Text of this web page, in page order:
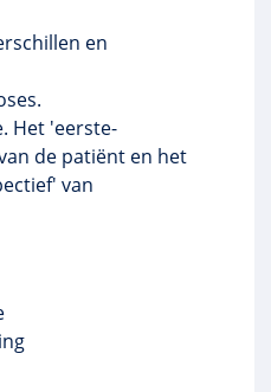
en
Het 'eerste-
de patiënt en het
van